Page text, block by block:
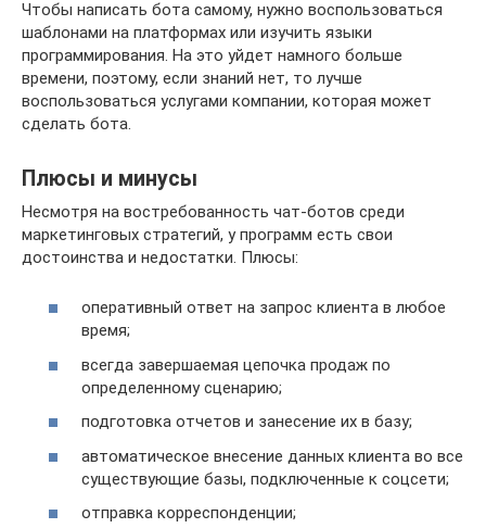
Чтобы написать бота самому, нужно воспользоваться
шаблонами на платформах или изучить языки
программирования. На это уйдет намного больше
времени, поэтому, если знаний нет, то лучше
воспользоваться услугами компании, которая может
сделать бота.
Плюсы и минусы
Несмотря на востребованность чат-ботов среди
маркетинговых стратегий, у программ есть свои
достоинства и недостатки. Плюсы:
оперативный ответ на запрос клиента в любое
время;
всегда завершаемая цепочка продаж по
определенному сценарию;
подготовка отчетов и занесение их в базу;
автоматическое внесение данных клиента во все
существующие базы, подключенные к соцсети;
отправка корреспонденции;